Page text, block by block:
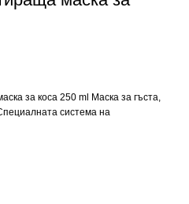
за коса 250 ml Маска за гъста,
система на